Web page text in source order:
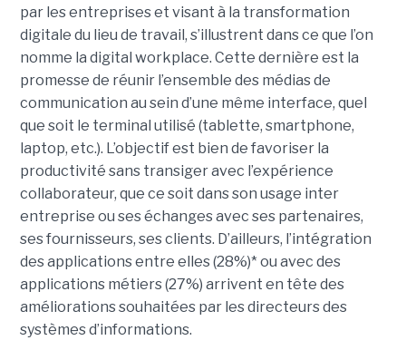
par les entreprises et visant à la transformation
digitale du lieu de travail, s’illustrent dans ce que l’on
nomme la digital workplace. Cette dernière est la
promesse de réunir l’ensemble des médias de
communication au sein d’une même interface, quel
que soit le terminal utilisé (tablette, smartphone,
laptop, etc.). L’objectif est bien de favoriser la
productivité sans transiger avec l’expérience
collaborateur, que ce soit dans son usage inter
entreprise ou ses échanges avec ses partenaires,
ses fournisseurs, ses clients. D’ailleurs, l’intégration
des applications entre elles (28%)* ou avec des
applications métiers (27%) arrivent en tête des
améliorations souhaitées par les directeurs des
systèmes d’informations.